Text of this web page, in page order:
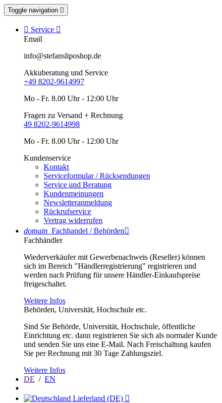
Toggle navigation 
 Service 
Email
info@stefansliposhop.de
Akkuberatung und Service
+49 8202-9614997
Mo - Fr. 8.00 Uhr - 12:00 Uhr
Fragen zu Versand + Rechnung
49 8202-9614998
Mo - Fr. 8.00 Uhr - 12:00 Uhr
Kundenservice
Kontakt
Serviceformular / Rücksendungen
Service und Beratung
Kundenmeinungen
Newsletteranmeldung
Rückrufservice
Vertrag widerrufen
domain Fachhandel / Behörden
Fachhändler
Wiederverkäufer mit Gewerbenachweis (Reseller) können
sich im Bereich "Händlerregistrierung" registrieren und
werden nach Prüfung für unsere Händler-Einkaufspreise
freigeschaltet.
Weitere Infos
Behörden, Universität, Hochschule etc.
Sind Sie Behörde, Universität, Hochschule, öffentliche
Einrichtung etc. dann registrieren Sie sich als normaler Kunde
und senden Sie uns eine E-Mail. Nach Freischaltung kaufen
Sie per Rechnung mit 30 Tage Zahlungsziel.
Weitere Infos
DE / EN
Lieferland (DE) 